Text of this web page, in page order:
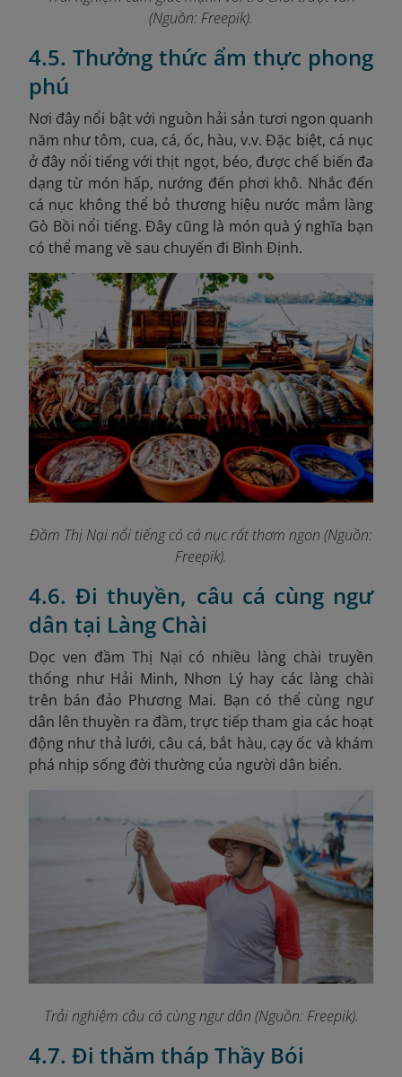
(Nguồn: Freepik).
4.5. Thưởng thức ẩm thực phong
phú
Nơi đây nổi bật với nguồn hải sản tươi ngon quanh
năm như tôm, cua, cá, ốc, hàu, v.v. Đặc biệt, cá nục
ở đây nổi tiếng với thịt ngọt, béo, được chế biến đa
dạng từ món hấp, nướng đến phơi khô. Nhắc đến
cá nục không thể bỏ thương hiệu nước mắm làng
Gò Bồi nổi tiếng. Đây cũng là món quà ý nghĩa bạn
có thể mang về sau chuyến đi Bình Định.
Đầm Thị Nại nổi tiếng có cá nục rất thơm ngon (Nguồn:
Freepik).
4.6. Đi thuyền, câu cá cùng ngư
dân tại Làng Chài
Dọc ven đầm Thị Nại có nhiều làng chài truyền
thống như Hải Minh, Nhơn Lý hay các làng chài
trên bán đảo Phương Mai. Bạn có thể cùng ngư
dân lên thuyền ra đầm, trực tiếp tham gia các hoạt
động như thả lưới, câu cá, bắt hàu, cạy ốc và khám
phá nhịp sống đời thường của người dân biển.
Trải nghiệm câu cá cùng ngư dân (Nguồn: Freepik).
4.7. Đi thăm tháp Thầy Bói